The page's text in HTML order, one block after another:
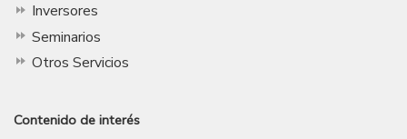
Inversores
Seminarios
Otros Servicios
Contenido de interés